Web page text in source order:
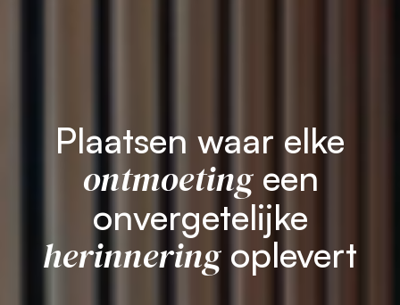
Plaatsen waar elke
ontmoetingeen
onvergetelijke
herinneringoplevert